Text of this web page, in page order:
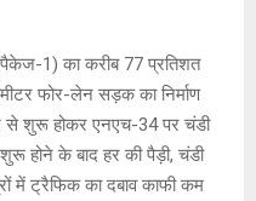
(पैकेज-1) का करीब 77 प्रतिशत
फोर-लेन सड़क का निर्माण
से शुरू होकर एनएच-34 पर चंडी
होने के बाद हर की पैड़ी, चंडी
में ट्रैफिक का दबाव काफी कम